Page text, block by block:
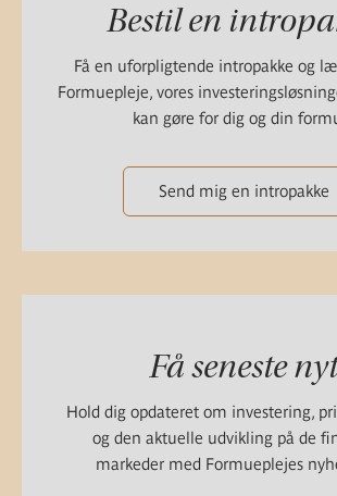
Bestil en
Få en uforpligtende intropakke og
Formuepleje, vores
kan gøre for dig og din
Send mig en intropakke
Få seneste nyt
Hold dig opdateret om investering,
og den aktuelle udvikling på de
markeder med Formueplejes